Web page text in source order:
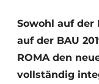
Sowohl auf der
auf der BAU
ROMA den
vollständig